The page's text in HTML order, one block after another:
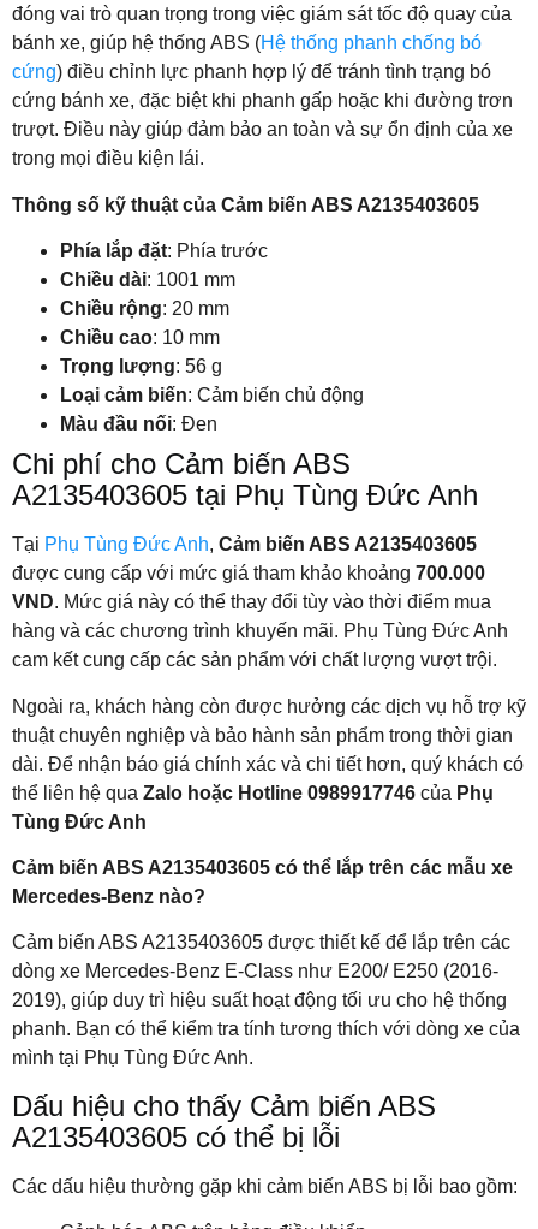
đóng vai trò quan trọng trong việc giám sát tốc độ quay của
bánh xe, giúp hệ thống ABS (Hệ thống phanh chống bó
cứng) điều chỉnh lực phanh hợp lý để tránh tình trạng bó
cứng bánh xe, đặc biệt khi phanh gấp hoặc khi đường trơn
trượt. Điều này giúp đảm bảo an toàn và sự ổn định của xe
trong mọi điều kiện lái.
Thông số kỹ thuật của Cảm biến ABS A2135403605
Phía lắp đặt: Phía trước
Chiều dài: 1001 mm
Chiều rộng: 20 mm
Chiều cao: 10 mm
Trọng lượng: 56 g
Loại cảm biến: Cảm biến chủ động
Màu đầu nối: Đen
Chi phí cho Cảm biến ABS
A2135403605 tại Phụ Tùng Đức Anh
Tại Phụ Tùng Đức Anh, Cảm biến ABS A2135403605
được cung cấp với mức giá tham khảo khoảng 700.000
VND. Mức giá này có thể thay đổi tùy vào thời điểm mua
hàng và các chương trình khuyến mãi. Phụ Tùng Đức Anh
cam kết cung cấp các sản phẩm với chất lượng vượt trội.
Ngoài ra, khách hàng còn được hưởng các dịch vụ hỗ trợ kỹ
thuật chuyên nghiệp và bảo hành sản phẩm trong thời gian
dài. Để nhận báo giá chính xác và chi tiết hơn, quý khách có
thể liên hệ qua Zalo hoặc Hotline 0989917746 của Phụ
Tùng Đức Anh
Cảm biến ABS A2135403605 có thể lắp trên các mẫu xe
Mercedes-Benz nào?
Cảm biến ABS A2135403605 được thiết kế để lắp trên các
dòng xe Mercedes-Benz E-Class như E200/ E250 (2016-
2019), giúp duy trì hiệu suất hoạt động tối ưu cho hệ thống
phanh. Bạn có thể kiểm tra tính tương thích với dòng xe của
mình tại Phụ Tùng Đức Anh.
Dấu hiệu cho thấy Cảm biến ABS
A2135403605 có thể bị lỗi
Các dấu hiệu thường gặp khi cảm biến ABS bị lỗi bao gồm: